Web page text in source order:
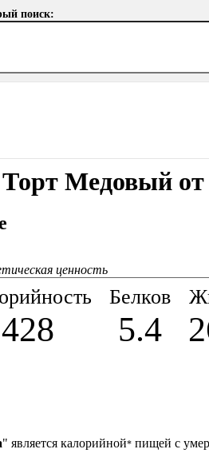
поиск:
Торт Медовый
ценность
428
Белков
5.4
" является калорийной*пищей с